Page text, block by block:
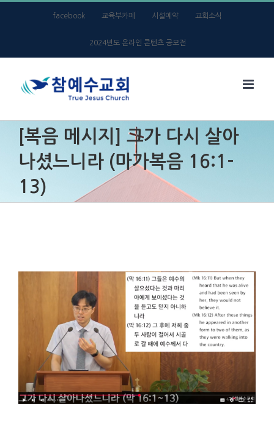
facebook 교육부카페 시설예약 교회소식
2024년도 온라인 콘텐츠 공모전
[복음 메시지] 그가 다시 살아
나셨느니라 (마가복음 16:1-
13)